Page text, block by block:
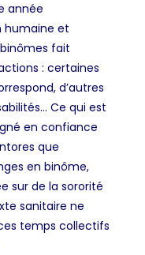
année
humaine et
fait
: certaines
d’autres
Ce qui est
en confiance
que
en binôme,
sur de la sororité
sanitaire ne
temps collectifs